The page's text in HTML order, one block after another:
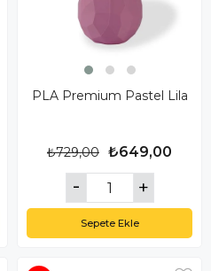
PLA Premium Pastel Lila
₺649,00
₺729,00
Sepete Ekle